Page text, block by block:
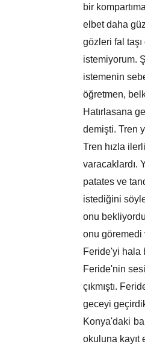
bir
elbet daha
gözleri fal
istemiyorum.
istemenin
öğretmen,
Hatırlasana
demişti. Tren
Tren hızla
varacaklardı.
patates ve
istediğini
onu
onu göremedi
Feride'yi hala
Feride'nin
çıkmıştı.
geceyi
Konya'daki
okuluna kayıt